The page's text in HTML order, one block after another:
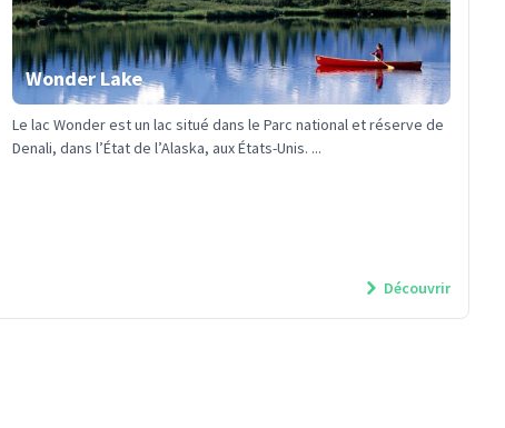
Wonder Lake
Le lac Wonder est un lac situé dans le Parc national et réserve de
Denali, dans l’État de l’Alaska, aux États-Unis. ...
Découvrir